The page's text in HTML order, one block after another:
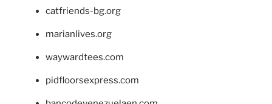
catfriends-bg.org
marianlives.org
waywardtees.com
pidfloorsexpress.com